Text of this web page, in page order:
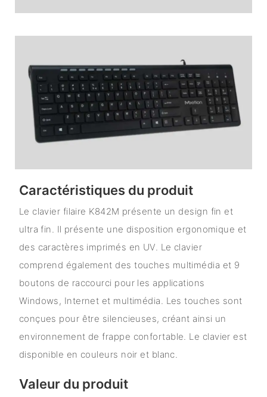
Caractéristiques du produit
Le clavier filaire K842M présente un design fin et
ultra fin. Il présente une disposition ergonomique et
des caractères imprimés en UV. Le clavier
comprend également des touches multimédia et 9
boutons de raccourci pour les applications
Windows, Internet et multimédia. Les touches sont
conçues pour être silencieuses, créant ainsi un
environnement de frappe confortable. Le clavier est
disponible en couleurs noir et blanc.
Valeur du produit